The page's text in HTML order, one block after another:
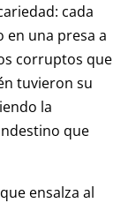
cada
en una presa a
corruptos que
tuvieron su
la
que
ensalza al